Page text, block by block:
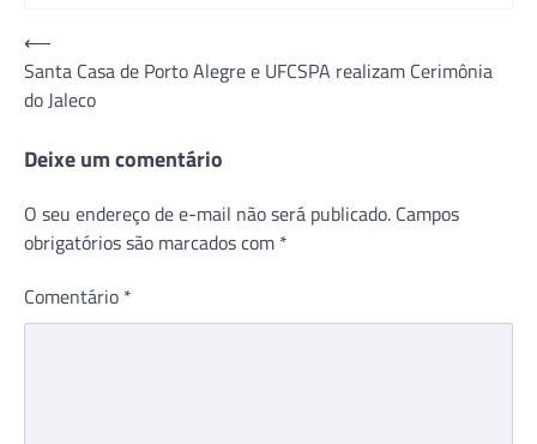
Navegação
de
Post
⟵
Santa Casa de Porto Alegre e UFCSPA realizam Cerimônia
do Jaleco
Deixe um comentário
O seu endereço de e-mail não será publicado. Campos
obrigatórios são marcados com *
Comentário *